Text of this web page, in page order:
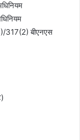
बीएनएस